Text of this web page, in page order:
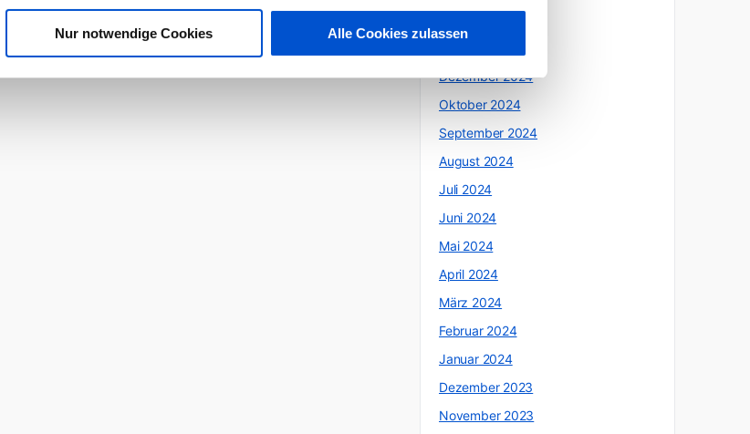
Nur notwendige Cookies Alle Cookies zulassen
Dezember 2024
Oktober 2024
September 2024
August 2024
Juli 2024
Juni 2024
Mai 2024
April 2024
März 2024
Februar 2024
Januar 2024
Dezember 2023
November 2023